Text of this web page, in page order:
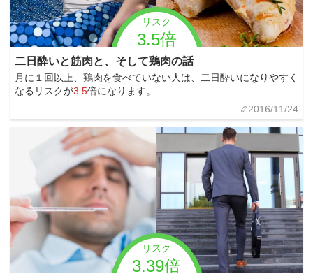
リスク
3.5倍
二日酔いと筋肉と、そして鶏肉の話
月に１回以上、鶏肉を食べていない人は、二日酔いになりやすく
なるリスクが3.5倍になります。
2016/11/24
リスク
3.39倍